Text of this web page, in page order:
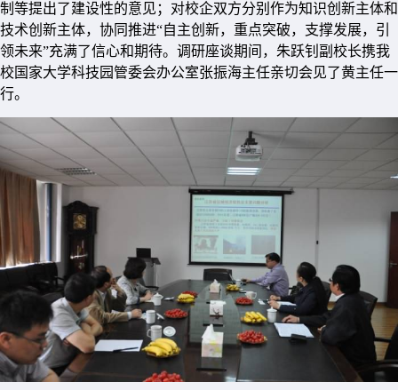
制等提出了建设性的意见；对校企双方分别作为知识创新主体和
技术创新主体，协同推进“自主创新，重点突破，支撑发展，引
领未来”充满了信心和期待。调研座谈期间，朱跃钊副校长携我
校国家大学科技园管委会办公室张振海主任亲切会见了黄主任一
行。